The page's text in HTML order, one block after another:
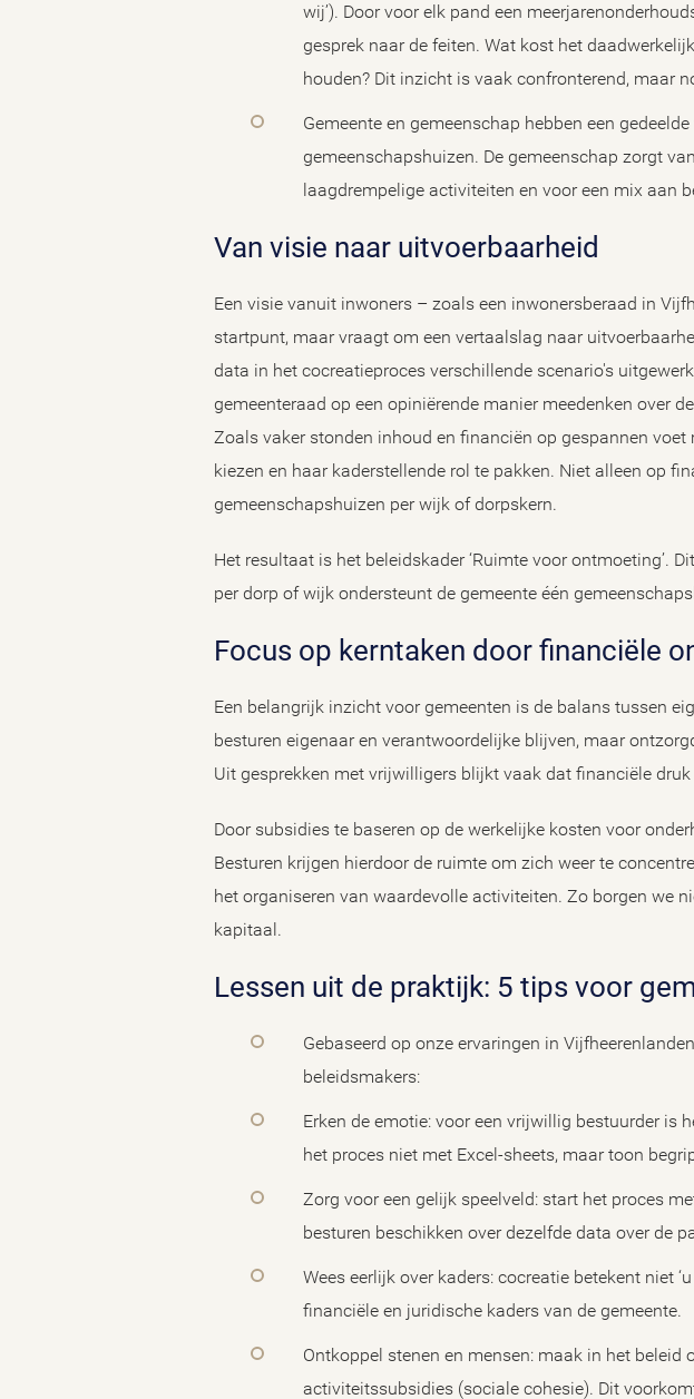
wij’). Door voor elk pand een
gesprek naar de feiten. Wat kost het
houden? Dit inzicht is vaak confronterend, maar
Gemeente en gemeenschap hebben een
gemeenschapshuizen. De gemeenschap zorgt
laagdrempelige activiteiten en voor een mix aan
Van visie naar uitvoerbaarheid
Een visie vanuit inwoners – zoals een inwonersberaad in
startpunt, maar vraagt om een vertaalslag naar
data in het cocreatieproces verschillende scenario's
gemeenteraad op een opiniërende manier meedenken over
Zoals vaker stonden inhoud en financiën op gespannen
kiezen en haar kaderstellende rol te pakken. Niet alleen op
gemeenschapshuizen per wijk of dorpskern.
Het resultaat is het beleidskader ‘Ruimte voor ontmoeting’.
per dorp of wijk ondersteunt de gemeente één
Focus op kerntaken door financiële
Een belangrijk inzicht voor gemeenten is de balans tussen
besturen eigenaar en verantwoordelijke blijven, maar
Uit gesprekken met vrijwilligers blijkt vaak dat financiële
Door subsidies te baseren op de werkelijke kosten voor
Besturen krijgen hierdoor de ruimte om zich weer te
het organiseren van waardevolle activiteiten. Zo borgen we
kapitaal.
Lessen uit de praktijk: 5 tips voor
Gebaseerd op onze ervaringen in
beleidsmakers:
Erken de emotie: voor een vrijwillig bestuurder is
het proces niet met Excel-sheets, maar toon
Zorg voor een gelijk speelveld: start het proces
besturen beschikken over dezelfde data over de
Wees eerlijk over kaders: cocreatie betekent niet
financiële en juridische kaders van de gemeente.
Ontkoppel stenen en mensen: maak in het
activiteitssubsidies (sociale cohesie). Dit